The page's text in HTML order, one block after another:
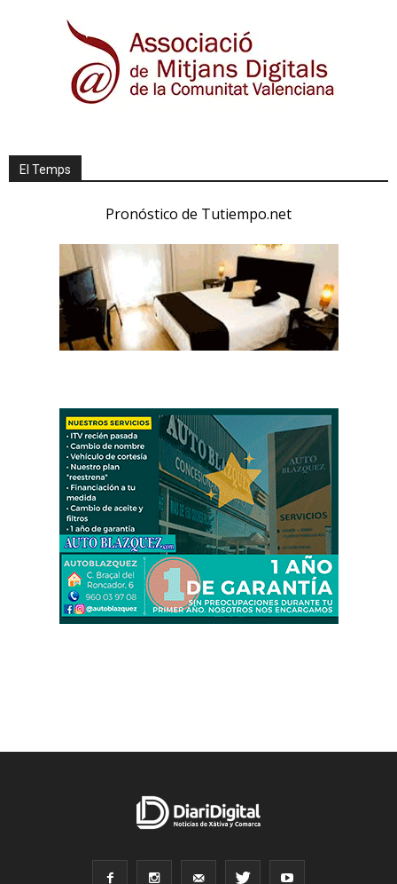
El Temps
Pronóstico de Tutiempo.net